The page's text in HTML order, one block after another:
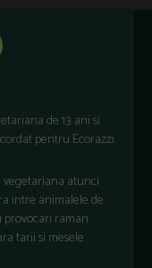
de 13 ani si
pentru Ecorazzi.
vegetariana atunci
intre animalele de
provocari raman
tarii si mesele